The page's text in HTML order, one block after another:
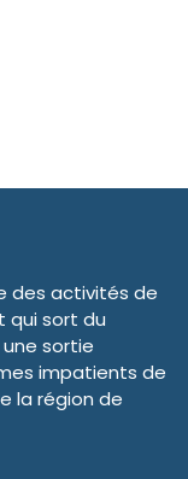
des activités de
qui sort du
une sortie
impatients de
la région de